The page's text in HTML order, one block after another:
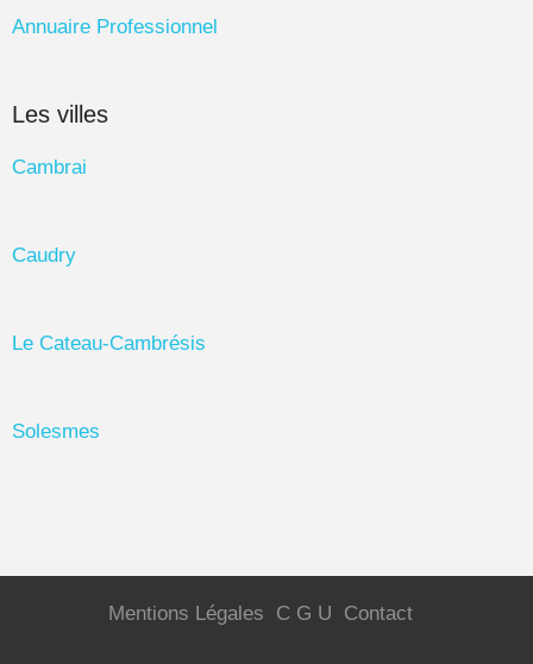
Annuaire Professionnel
Les villes
Cambrai
Caudry
Le Cateau-Cambrésis
Solesmes
Mentions Légales C G U Contact